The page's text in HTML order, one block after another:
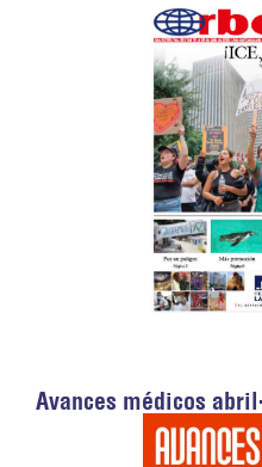
Avances médicos